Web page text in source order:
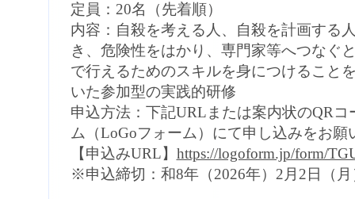
定員：20名（先着順）
内容：自殺を考える人、自殺を計画する
き、危険性をはかり、専門家等へつなぐ
で行えるためのスキルを身につけること
いた参加型の実践的研修
申込方法：下記URLまたは案内状のQR
ム（LoGoフォーム）にて申し込みをお願
【申込みURL】 https://logoform.jp/form/
※申込締切：和8年（2026年）2月2日（月